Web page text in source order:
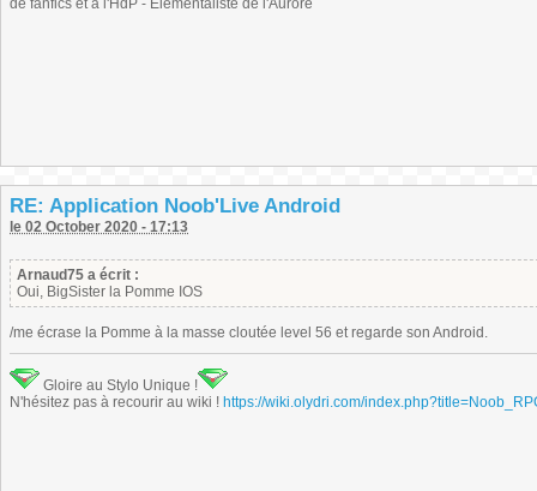
de fanfics et à l'HdP - Elémentaliste de l'Aurore
RE: Application Noob'Live Android
le 02 October 2020 - 17:13
Arnaud75 a écrit :
Oui, BigSister la Pomme IOS
/me écrase la Pomme à la masse cloutée level 56 et regarde son Android.
Gloire au Stylo Unique !
N'hésitez pas à recourir au wiki ! https://wiki.olydri.com/